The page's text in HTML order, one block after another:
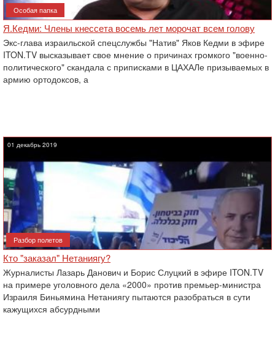
Особая папка
Я.Кедми: Члены кнессета восемь лет морочат всем голову
Экс-глава израильской спецслужбы "Натив" Яков Кедми в эфире
ITON.TV высказывает свое мнение о причинах громкого "военно-
политического" скандала с приписками в ЦАХАЛе призываемых в
армию ортодоксов, а
01 декабрь 2019
Разбор полетов
Кто "заказал" Нетаниягу?
Журналисты Лазарь Данович и Борис Слуцкий в эфире ITON.TV
на примере уголовного дела «2000» против премьер-министра
Израиля Биньямина Нетаниягу пытаются разобраться в сути
кажущихся абсурдными